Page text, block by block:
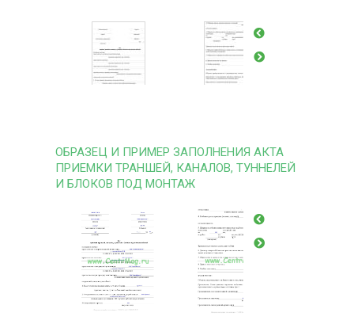
ОБРАЗЕЦ И ПРИМЕР ЗАПОЛНЕНИЯ АКТА
ПРИЕМКИ ТРАНШЕЙ, КАНАЛОВ, ТУННЕЛЕЙ
И БЛОКОВ ПОД МОНТАЖ